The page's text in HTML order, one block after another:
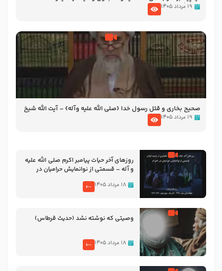
آیت الله سید علی میلانی
۱۹ مرداد ۱۴۰۵
صحیح بخاری و قتل رسول‌ خدا {صلی ‌الله علیه‌ وآله} – آیت الله شیخ
حسین غیب غلامی
۱۹ مرداد ۱۴۰۵
روزهای آخر حیات پیامبر اکرم صلی الله علیه
و آله – قسمتی از نوانمایش حرامیان در
۱۸ مرداد ۱۴۰۵
وصیتی که نوشته نشد (حدیث قرطاس)
۱۸ مرداد ۱۴۰۵